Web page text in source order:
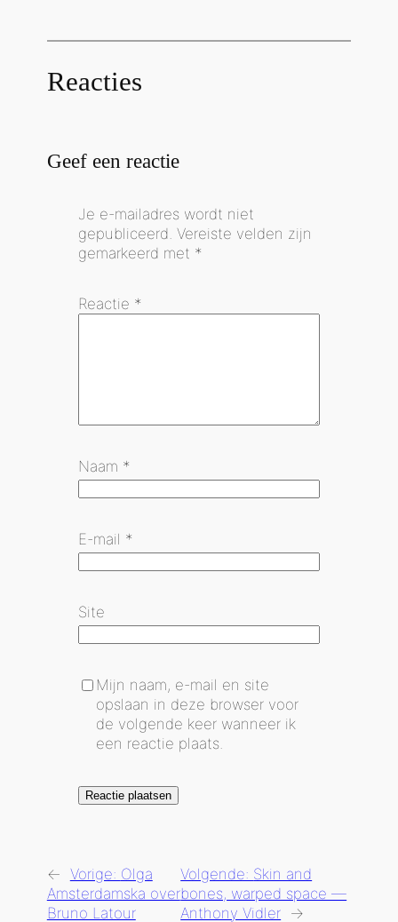
Reacties
Geef een reactie
Je e-mailadres wordt niet
gepubliceerd. Vereiste velden zijn
gemarkeerd met *
Reactie *
Naam *
E-mail *
Site
Mijn naam, e-mail en site
opslaan in deze browser voor
de volgende keer wanneer ik
een reactie plaats.
← Vorige: Olga
Amsterdamska over
Bruno Latour
Volgende: Skin and
bones, warped space —
Anthony Vidler →